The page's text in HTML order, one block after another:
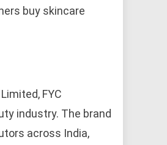
buy skincare
FYC
industry. The brand
across India,